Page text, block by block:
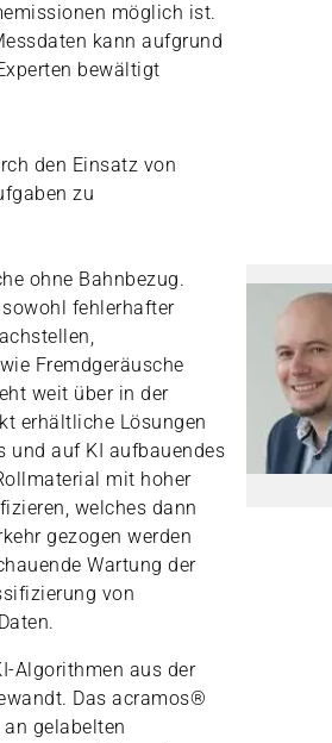
möglich ist.
kann aufgrund
bewältigt
den Einsatz von
zu
ohne Bahnbezug.
fehlerhafter
Fremdgeräusche
weit über in der
erhältliche Lösungen
und auf KI aufbauendes
mit hoher
welches dann
gezogen werden
Wartung der
von
Algorithmen aus der
Das acramos®
gelabelten